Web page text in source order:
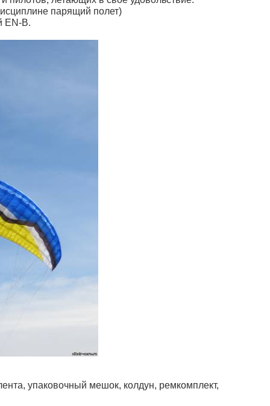
парящий полет)
EN-B.
упаковочный мешок, колдун, ремкомплект,